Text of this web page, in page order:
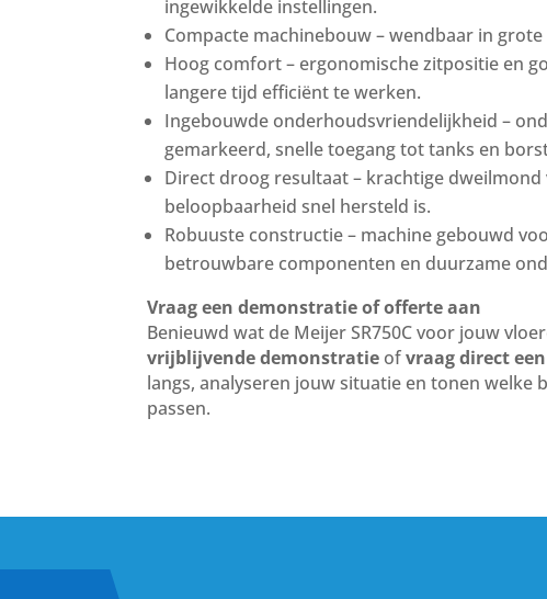
ingewikkelde instellingen.
Compacte machinebouw – wendbaar in
Hoog comfort – ergonomische zitpositie en
langere tijd efficiënt te werken.
Ingebouwde onderhoudsvriendelijkheid –
gemarkeerd, snelle toegang tot tanks en
Direct droog resultaat – krachtige
beloopbaarheid snel hersteld is.
Robuuste constructie – machine gebouwd
betrouwbare componenten en duurzame
Vraag een demonstratie of offerte aan
Benieuwd wat de Meijer SR750C voor jouw
vrijblijvende demonstratie ofvraag direct
langs, analyseren jouw situatie en tonen welke
passen.